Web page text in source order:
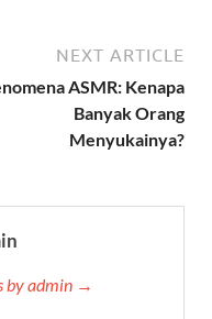
NEXT ARTICLE
ASMR: Kenapa
Banyak Orang
Menyukainya?
by admin →